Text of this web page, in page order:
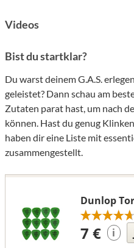
Videos
Bist du startklar?
Du warst deinem G.A.S.
geleistet? Dann schau am
Zutaten parat hast, um nach
können. Hast du genug
haben dir eine Liste mit
zusammengestellt.
Dunlop
7 € i